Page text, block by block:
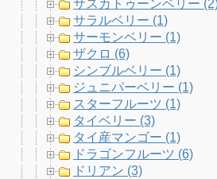
サスカトゥーンベリー
サラルベリー (1)
サーモンベリー (1)
ザクロ (6)
シンブルベリー (1)
ジュニパーベリー (1)
スターフルーツ (1)
タイベリー (3)
タイ産マンゴー (1)
ドラゴンフルーツ (6)
ドリアン (3)